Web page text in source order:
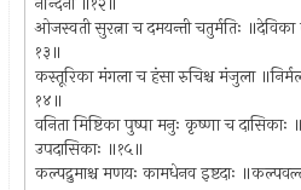
ओजस्वती सुरत्ना च दमयन्ती चतुर्मतिः
१३॥
कस्तूरिका मंगला च हंसा रुचिश्च मंजुला
१४॥
वनिता मिष्टिका पुष्पा मनुः कृष्णा च दासिकाः
उपदासिकाः ॥१५॥
कल्पद्रुमाश्च मणयः कामधेनव इष्टदाः